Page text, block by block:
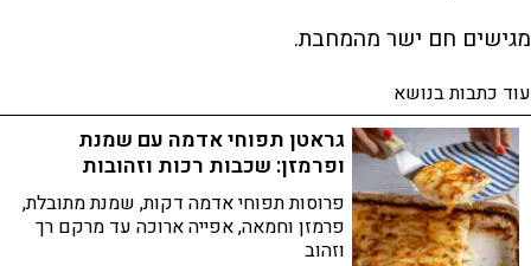
מגישים חם ישר מהמחבת.
עוד כתבות בנושא
גראטן תפוחי אדמה עם שמנת
ופרמזן: שכבות רכות וזהובות
פרוסות תפוחי אדמה דקות, שמנת מתובלת,
פרמזן וחמאה, אפייה ארוכה עד מרקם רך
וזהוב